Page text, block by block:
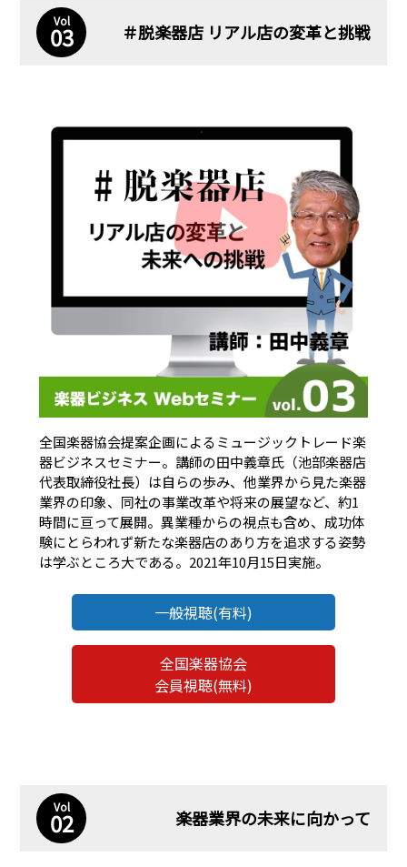
Vol
03 ＃脱楽器店 リアル店の変革と挑戦
全国楽器協会提案企画によるミュージックトレード楽
器ビジネスセミナー。講師の田中義章氏（池部楽器店
代表取締役社長）は自らの歩み、他業界から見た楽器
業界の印象、同社の事業改革や将来の展望など、約1
時間に亘って展開。異業種からの視点も含め、成功体
験にとらわれず新たな楽器店のあり方を追求する姿勢
は学ぶところ大である。2021年10月15日実施。
一般視聴(有料)
全国楽器協会
会員視聴(無料)
Vol
02 楽器業界の未来に向かって